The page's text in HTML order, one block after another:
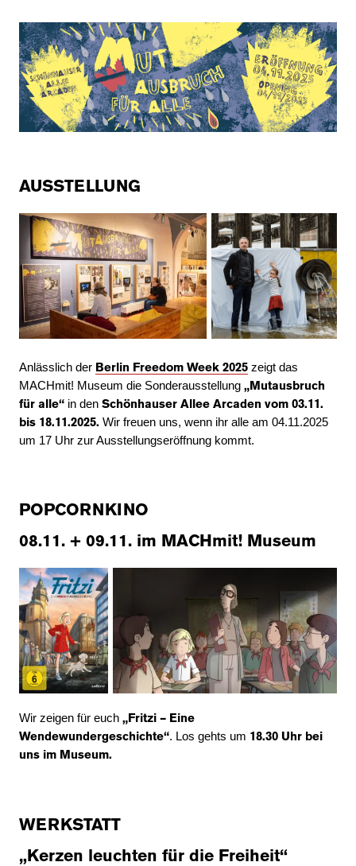
AUSSTELLUNG
Anlässlich der Berlin Freedom Week 2025 zeigt das
MACHmit! Museum die Sonderausstellung „Mutausbruch
für alle“ in den Schönhauser Allee Arcaden vom 03.11.
bis 18.11.2025. Wir freuen uns, wenn ihr alle am 04.11.2025
um 17 Uhr zur Ausstellungseröffnung kommt.
POPCORNKINO
08.11. + 09.11. im MACHmit! Museum
Wir zeigen für euch „Fritzi – Eine
Wendewundergeschichte“. Los gehts um 18.30 Uhr bei
uns im Museum.
WERKSTATT
„Kerzen leuchten für die Freiheit“